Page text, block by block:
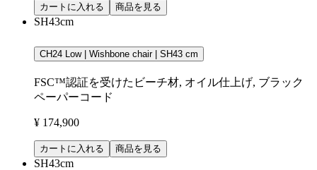
カートに入れる 商品を見る
SH43cm
CH24 Low | Wishbone chair | SH43 cm
FSC™認証を受けたビーチ材, オイル仕上げ, ブラック
ペーパーコード
¥ 174,900
カートに入れる 商品を見る
SH43cm